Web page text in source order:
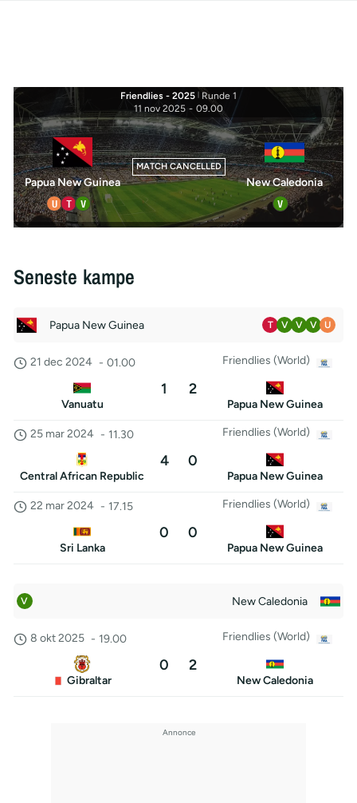
Friendlies - 2025 | Runde 1
11 nov 2025 - 09.00
Papua New Guinea
U T V
MATCH CANCELLED
New Caledonia
V
Seneste kampe
Papua New Guinea T V V V U
Friendlies (World)
21 dec 2024 - 01.00
Vanuatu
1 2
Papua New Guinea
Friendlies (World)
25 mar 2024 - 11.30
Central African Republic
4 0
Papua New Guinea
Friendlies (World)
22 mar 2024 - 17.15
Sri Lanka
0 0
Papua New Guinea
New Caledonia
V
Friendlies (World)
8 okt 2025 - 19.00
Gibraltar
0 2
New Caledonia